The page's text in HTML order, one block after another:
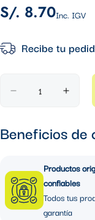
Precio
S/. 8.70Inc. IGV
Recibe tu
Beneficios de
Productos
confiables
Todos tus
garantía